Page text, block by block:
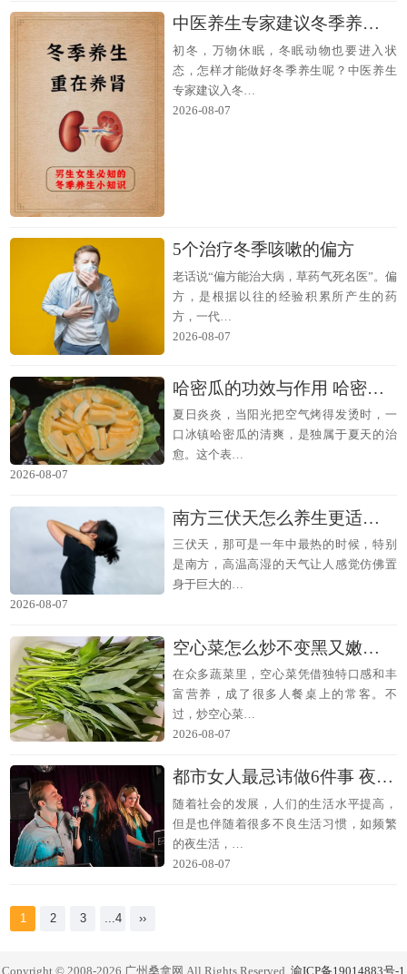
中医养生专家建议冬季养生要以肾为先
初冬，万物休眠，冬眠动物也要进入状
态，怎样才能做好冬季养生呢？中医养生
专家建议入冬…
2026-08-07
5个治疗冬季咳嗽的偏方
老话说“偏方能治大病，草药气死名医”。偏
方，是根据以往的经验积累所产生的药
方，一代…
2026-08-07
哈密瓜的功效与作用 哈密瓜食用禁忌与注意事项
夏日炎炎，当阳光把空气烤得发烫时，一
口冰镇哈密瓜的清爽，是独属于夏天的治
愈。这个表…
2026-08-07
南方三伏天怎么养生更适宜 三伏天养生正确做法
三伏天，那可是一年中最热的时候，特别
是南方，高温高湿的天气让人感觉仿佛置
身于巨大的…
2026-08-07
空心菜怎么炒不变黑又嫩好吃 避免空心菜变黑的原理
在众多蔬菜里，空心菜凭借独特口感和丰
富营养，成了很多人餐桌上的常客。不
过，炒空心菜…
2026-08-07
都市女人最忌讳做6件事 夜生活最伤害身体
随着社会的发展，人们的生活水平提高，
但是也伴随着很多不良生活习惯，如频繁
的夜生活，…
2026-08-07
1 2 3 ...4 ››
Copyright © 2008-2026 广州桑拿网 All Rights Reserved. 渝ICP备19014883号-1